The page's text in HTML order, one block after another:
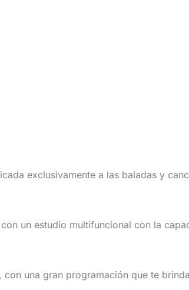
exclusivamente a las baladas y
un estudio multifuncional con la
una gran programación que te